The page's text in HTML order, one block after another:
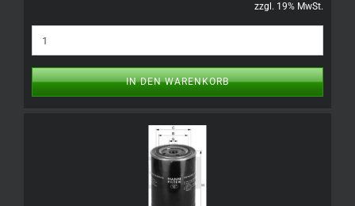
zzgl. 19% MwSt.
IN DEN WARENKORB